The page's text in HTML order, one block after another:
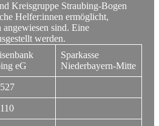
Kreisgruppe Straubing-Bogen
Helfer:innen ermöglicht,
sind. Eine
werden.
eG
Sparkasse
Niederbayern-Mitte